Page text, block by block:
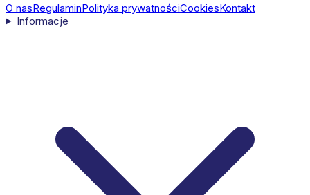
O nasRegulaminPolityka prywatnościCookiesKontakt
Informacje